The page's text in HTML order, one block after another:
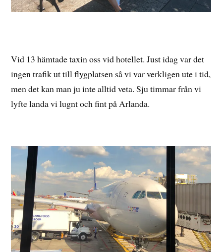
Vid 13 hämtade taxin oss vid hotellet. Just idag var det
ingen trafik ut till flygplatsen så vi var verkligen ute i tid,
men det kan man ju inte alltid veta. Sju timmar från vi
lyfte landa vi lugnt och fint på Arlanda.